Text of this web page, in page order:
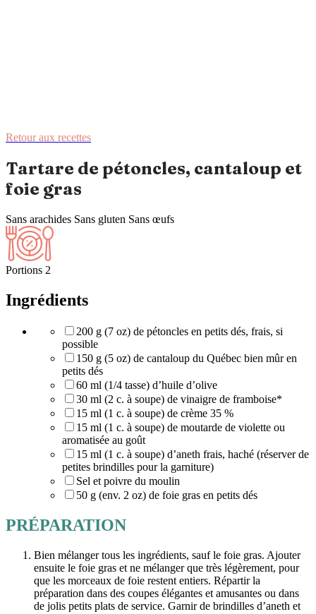
Retour aux recettes
Tartare de pétoncles, cantaloup et
foie gras
Sans arachides Sans gluten Sans œufs
Portions 2
Ingrédients
200 g (7 oz) de pétoncles en petits dés, frais, si
possible
150 g (5 oz) de cantaloup du Québec bien mûr en
petits dés
60 ml (1/4 tasse) d’huile d’olive
30 ml (2 c. à soupe) de vinaigre de framboise*
15 ml (1 c. à soupe) de crème 35 %
15 ml (1 c. à soupe) de moutarde de violette ou
aromatisée au goût
15 ml (1 c. à soupe) d’aneth frais, haché (réserver de
petites brindilles pour la garniture)
Sel et poivre du moulin
50 g (env. 2 oz) de foie gras en petits dés
PRÉPARATION
Bien mélanger tous les ingrédients, sauf le foie gras. Ajouter
ensuite le foie gras et ne mélanger que très légèrement, pour
que les morceaux de foie restent entiers. Répartir la
préparation dans des coupes élégantes et amusantes ou dans
de jolis petits plats de service. Garnir de brindilles d’aneth et